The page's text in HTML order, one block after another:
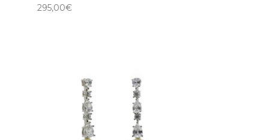
295,00€